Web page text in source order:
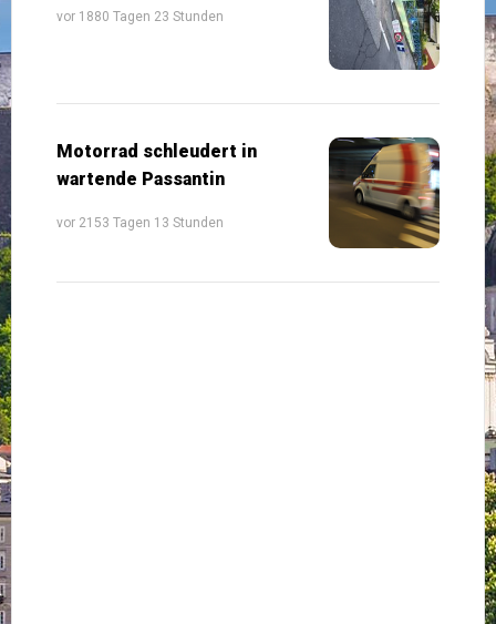
vor 1880 Tagen 23 Stunden
Motorrad schleudert in
wartende Passantin
vor 2153 Tagen 13 Stunden